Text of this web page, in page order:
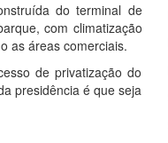
do terminal de
com climatização
as áreas comerciais.
de privatização do
presidência é que seja